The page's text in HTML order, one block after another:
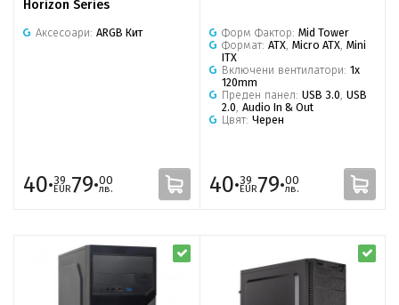
Horizon Series
Аксесоари: ARGB Кит
40·39
EUR79·00
лв.
Форм Фактор: Mid Tower
Формат: ATX Micro ATX Mini
ITX
Включени вентилатори: 1x
120mm
Преден панел: USB 3.0 USB
2.0 Audio In & Out
Цвят: Черен
40·39
EUR79·00
лв.